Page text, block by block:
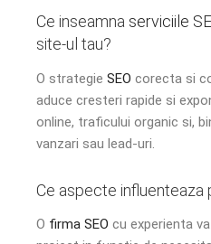
Ce inseamna serviciile
site-ul tau?
O strategie SEO corecta si
aduce cresteri rapide si
online, traficului organic si,
vanzari sau lead-uri.
Ce aspecte influenteaza
O firma SEO cu experienta